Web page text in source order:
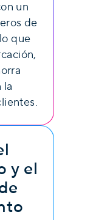
un
de
que
la
y el